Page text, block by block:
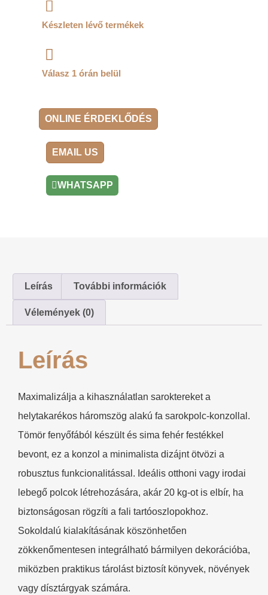
Készleten lévő termékek
Válasz 1 órán belül
ONLINE ÉRDEKLŐDÉS
EMAIL US
WHATSAPP
Leírás További információk
Vélemények (0)
Leírás
Maximalizálja a kihasználatlan saroktereket a
helytakarékos háromszög alakú fa sarokpolc-konzollal.
Tömör fenyőfából készült és sima fehér festékkel
bevont, ez a konzol a minimalista dizájnt ötvözi a
robusztus funkcionalitással. Ideális otthoni vagy irodai
lebegő polcok létrehozására, akár 20 kg-ot is elbír, ha
biztonságosan rögzíti a fali tartóoszlopokhoz.
Sokoldalú kialakításának köszönhetően
zökkenőmentesen integrálható bármilyen dekorációba,
miközben praktikus tárolást biztosít könyvek, növények
vagy dísztárgyak számára.